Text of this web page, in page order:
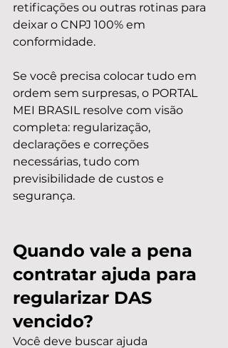
retificações ou outras rotinas para
deixar o CNPJ 100% em
conformidade.
Se você precisa colocar tudo em
ordem sem surpresas, o PORTAL
MEI BRASIL resolve com visão
completa: regularização,
declarações e correções
necessárias, tudo com
previsibilidade de custos e
segurança.
Quando vale a pena
contratar ajuda para
regularizar DAS
vencido?
Você deve buscar ajuda